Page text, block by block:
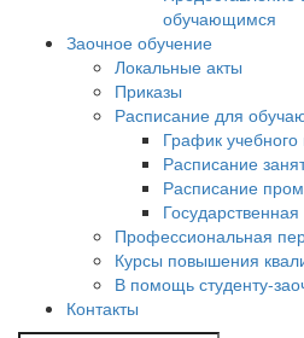
обучающимся
Заочное обучение
Локальные акты
Приказы
Расписание для
График
Расписание
Расписание
Профессиональная
Курсы повышения
В помощь студенту-
Контакты